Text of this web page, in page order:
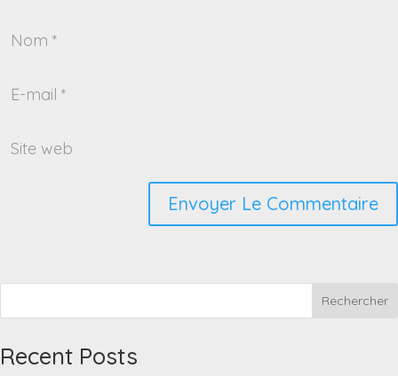
Rechercher
Recent Posts